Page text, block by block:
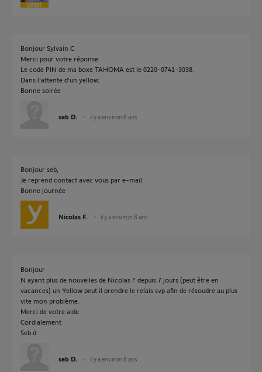
Bonjour Sylvain C
Merci pour votre réponse.
Le code PIN de ma boxe TAHOMA est le 0220-0741-3038.
Dans l'attente d'un yellow.
Bonne soirée
seb D. il y a environ 8 ans
Bonjour seb,
Je reprend contact avec vous par e-mail.
Bonne journée
Nicolas F. il y a environ 8 ans
Bonjour
N ayant plus de nouvelles de Nicolas F depuis 7 jours (peut être en
vacances) un Yellow peut il prendre le relais svp afin de résoudre au plus
vite mon problème.
Merci de votre aide
Cordialement
Seb d
seb D. il y a environ 8 ans